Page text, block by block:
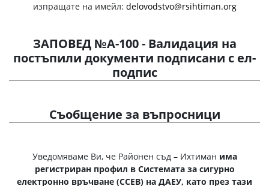
изпращате на имейл: delovodstvo@rsihtiman.org
ЗАПОВЕД №А-100 - Валидация на
постъпили документи подписани с ел-
подпис
Съобщение за въпросници
Уведомяваме Ви, че Районен съд – Ихтиман има
регистриран профил в Системата за сигурно
електронно връчване (ССEВ) на ДАЕУ, като през тази